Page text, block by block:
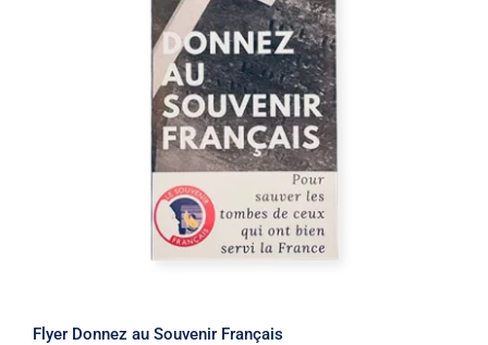
Flyer Donnez au Souvenir Français
Flyer Donnez au Souvenir Français